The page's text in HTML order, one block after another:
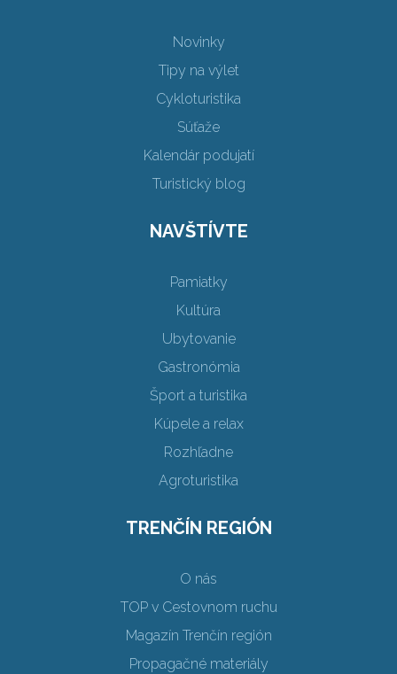
Novinky
Tipy na výlet
Cykloturistika
Súťaže
Kalendár podujatí
Turistický blog
NAVŠTÍVTE
Pamiatky
Kultúra
Ubytovanie
Gastronómia
Šport a turistika
Kúpele a relax
Rozhľadne
Agroturistika
TRENČÍN REGIÓN
O nás
TOP v Cestovnom ruchu
Magazín Trenčín región
Propagačné materiály